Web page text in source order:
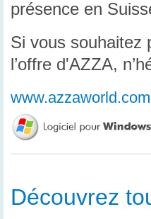
présence en
Si vous souhaitez
l’offre d'AZZA,
www.azzaworld.com
Découvrez